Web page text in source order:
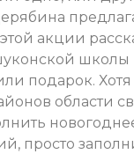
акции
школы
подарок.
области
просто